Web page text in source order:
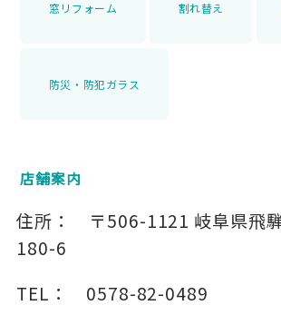
窓リフォーム 割れ替え
防災・防犯ガラス
店舗案内
住所： 〒506-1121 岐阜県飛
180-6
TEL：
0578-82-0489